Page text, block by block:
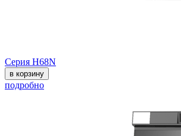
Серия H68N
в корзину
подробно